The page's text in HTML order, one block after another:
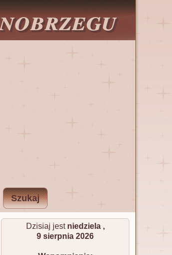
Szukaj
Dzisiaj jest niedziela ,
9 sierpnia 2026